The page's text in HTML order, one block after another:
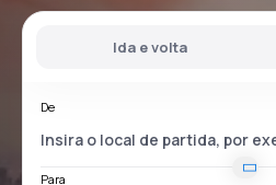
Ida e volta
De
Para